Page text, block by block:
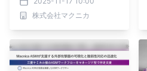
ン「Keeper」の取り扱い
を開始
株式会社マクニカ